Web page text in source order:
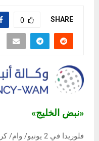
SHARE
0
«نبض الخليج»
فلوريدا في 2